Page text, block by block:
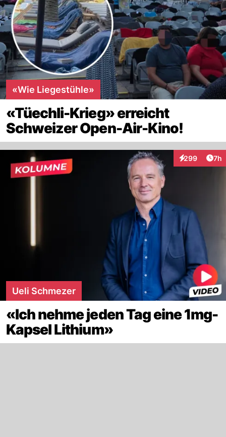
«Wie Liegestühle»
«Tüechli-Krieg» erreicht
Schweizer Open-Air-Kino!
299
Interaktionen
7h
Ueli Schmezer
«Ich nehme jeden Tag eine 1mg-
Kapsel Lithium»